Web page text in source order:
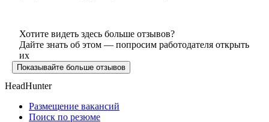
Хотите видеть здесь больше отзывов?
Дайте знать об этом — попросим работодателя открыть
их
Показывайте больше отзывов
HeadHunter
Размещение вакансий
Поиск по резюме